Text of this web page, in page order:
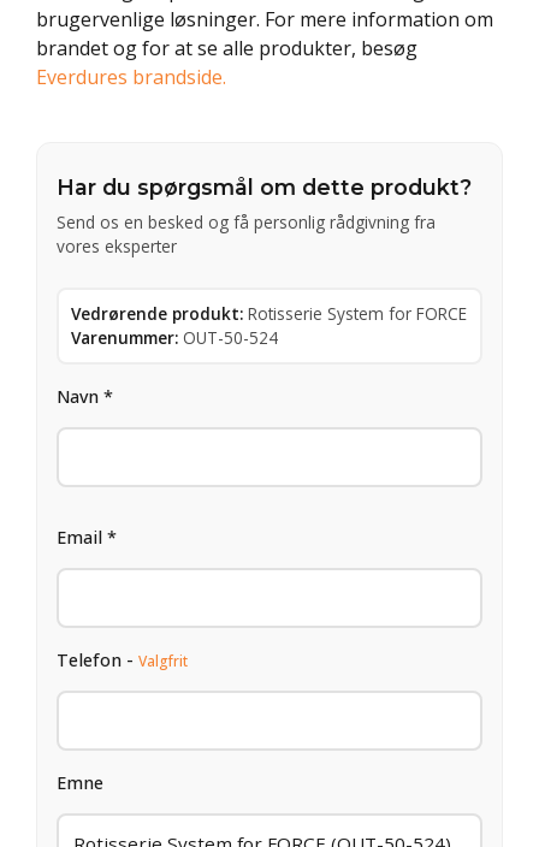
brugervenlige løsninger. For mere information om
brandet og for at se alle produkter, besøg
Everdures brandside.
Har du spørgsmål om dette produkt?
Send os en besked og få personlig rådgivning fra
vores eksperter
Vedrørende produkt: Rotisserie System for FORCE
Varenummer: OUT-50-524
Navn *
Email *
Telefon - Valgfrit
Emne